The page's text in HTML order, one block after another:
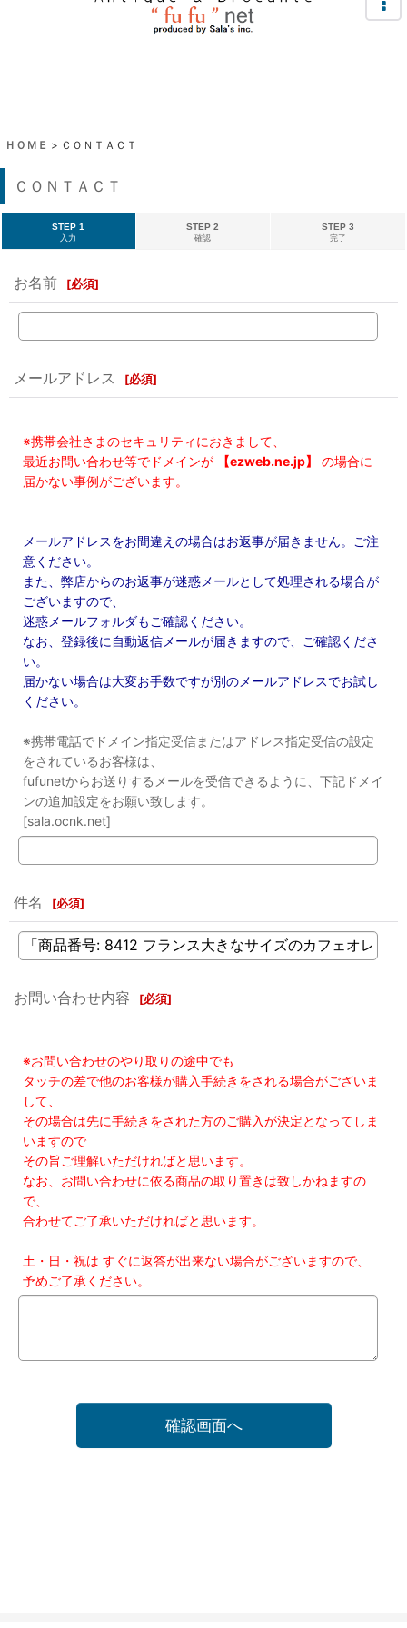
ＨＯＭＥ > ＣＯＮＴＡＣＴ
ＣＯＮＴＡＣＴ
STEP 1
入力
STEP 2
確認
STEP 3
完了
お名前 [必須]
メールアドレス [必須]
※携帯会社さまのセキュリティにおきまして、
最近お問い合わせ等でドメインが
【ezweb.ne.jp】
の場合に
届かない事例がございます。
メールアドレスをお間違えの場合はお返事が届きません。ご注
意ください。
また、弊店からのお返事が迷惑メールとして処理される場合が
ございますので、
迷惑メールフォルダもご確認ください。
なお、登録後に自動返信メールが届きますので、ご確認くださ
い。
届かない場合は大変お手数ですが別のメールアドレスでお試し
ください。
※携帯電話でドメイン指定受信またはアドレス指定受信の設定
をされているお客様は、
fufunetからお送りするメールを受信できるように、下記ドメイ
ンの追加設定をお願い致します。
[sala.ocnk.net]
件名 [必須]
お問い合わせ内容 [必須]
※お問い合わせのやり取りの途中でも
タッチの差で他のお客様が購入手続きをされる場合がございま
して、
その場合は先に手続きをされた方のご購入が決定となってしま
いますので
その旨ご理解いただければと思います。
なお、お問い合わせに依る商品の取り置きは致しかねますの
で、
合わせてご了承いただければと思います。
土・日・祝は すぐに返答が出来ない場合がございますので、
予めご了承ください。
確認画面へ